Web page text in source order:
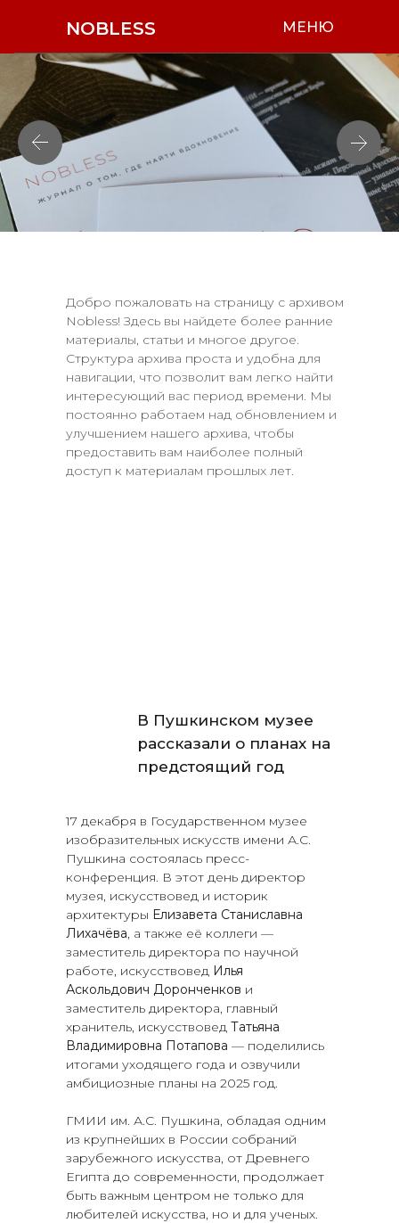
NOBLESS МЕНЮ
Добро пожаловать на страницу с архивом
Nobless! Здесь вы найдете более ранние
материалы, статьи и многое другое.
Структура архива проста и удобна для
навигации, что позволит вам легко найти
интересующий вас период времени. Мы
постоянно работаем над обновлением и
улучшением нашего архива, чтобы
предоставить вам наиболее полный
доступ к материалам прошлых лет.
17 декабря в Государственном музее
изобразительных искусств имени А.С.
Пушкина состоялась пресс-
конференция. В этот день директор
музея, искусствовед и историк
архитектуры Елизавета Станиславна
Лихачёва , а также её коллеги —
заместитель директора по научной
работе, искусствовед Илья
Аскольдович Доронченков и
заместитель директора, главный
хранитель, искусствовед Татьяна
Владимировна Потапова — поделились
итогами уходящего года и озвучили
амбициозные планы на 2025 год.
ГМИИ им. А.С. Пушкина, обладая одним
из крупнейших в России собраний
зарубежного искусства, от Древнего
Египта до современности, продолжает
быть важным центром не только для
любителей искусства, но и для ученых.
В Пушкинском музее
рассказали о планах на
предстоящий год